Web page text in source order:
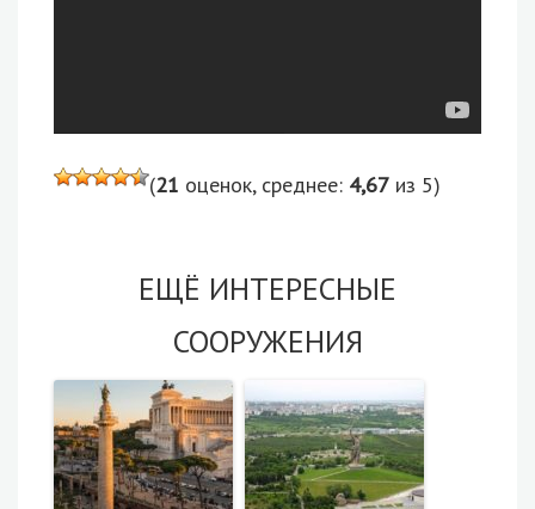
(21 оценок, среднее: 4,67 из 5)
ЕЩЁ ИНТЕРЕСНЫЕ
СООРУЖЕНИЯ